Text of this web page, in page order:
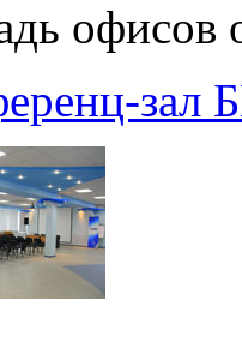
офисов
зал